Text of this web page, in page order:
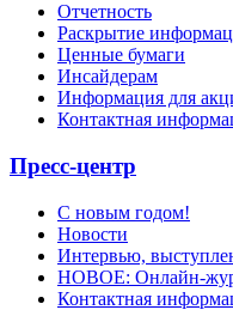
Отчетность
Раскрытие
Ценные бумаги
Инсайдерам
Информация для
Контактная
Пресс-центр
С новым годом!
Новости
Интервью,
НОВОЕ: Онлайн-
Контактная